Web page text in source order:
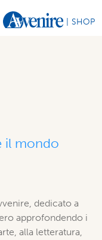
SHOP
il mondo
dedicato a
approfondendo i
alla letteratura,